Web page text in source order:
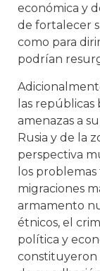
económica y
de fortalecer
como para
podrían
las
amenazas a
Rusia y de la
perspectiva
los
migraciones
armamento
étnicos, el
política y
constituyeron